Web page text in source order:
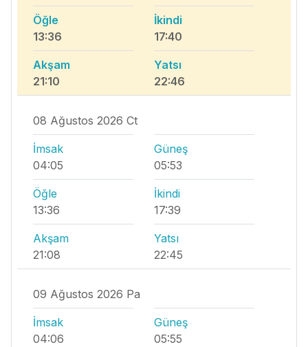
Öğle
13:36
İkindi
17:40
Akşam
21:10
Yatsı
22:46
08 Ağustos 2026 Ct
İmsak
04:05
Güneş
05:53
Öğle
13:36
İkindi
17:39
Akşam
21:08
Yatsı
22:45
09 Ağustos 2026 Pa
İmsak
04:06
Güneş
05:55